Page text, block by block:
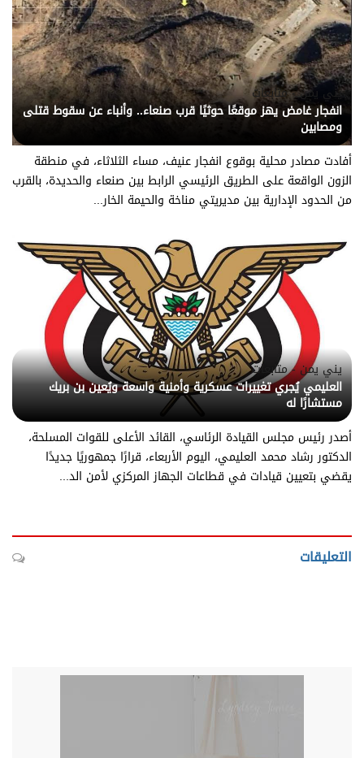
يني يمن - متابعات
انفجار غامض يهز موقعًا حوثيًا قرب صنعاء.. وأنباء عن سقوط قتلى
ومصابين
أفادت مصادر محلية بوقوع انفجار عنيف، مساء الثلاثاء، في منطقة
الزون الواقعة على الطريق الرئيسي الرابط بين صنعاء والحديدة، بالقرب
من الحدود الإدارية بين مديريتي مناخة والحيمة الخار...
يني يمن - متابعات
العليمي يُجري تغييرات عسكرية وأمنية واسعة ويُعين بن بريك
مستشارًا له
أصدر رئيس مجلس القيادة الرئاسي، القائد الأعلى للقوات المسلحة،
الدكتور رشاد محمد العليمي، اليوم الأربعاء، قرارًا جمهوريًا جديدًا
يقضي بتعيين قيادات في قطاعات الجهاز المركزي لأمن الد...
التعليقات